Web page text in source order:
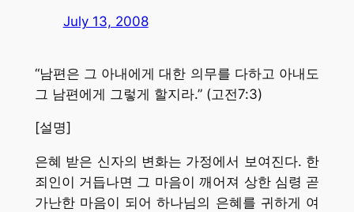
July 13, 2008
“남편은 그 아내에게 대한 의무를 다하고 아내도
그 남편에게 그렇게 할지라.” (고전7:3)
[설명]
은혜 받은 신자의 변화는 가정에서 보여진다. 한
죄인이 거듭나면 그 마음이 깨어져 상한 심령 곧
가난한 마음이 되어 하나님의 은혜를 귀하게 여